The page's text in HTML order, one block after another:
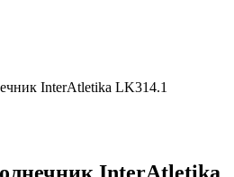
InterAtletika LK314.1